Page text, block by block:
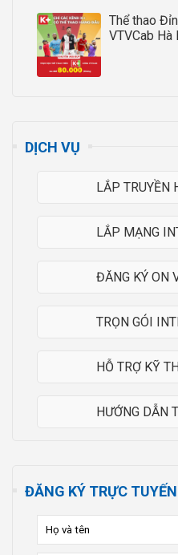
Thể thao
VTVCab Hà
DỊCH VỤ
LẮP TRUYỀN
LẮP MẠNG
ĐĂNG KÝ ON
TRỌN GÓI
HỖ TRỢ KỸ
HƯỚNG DẪN
ĐĂNG KÝ TRỰC TUYẾN